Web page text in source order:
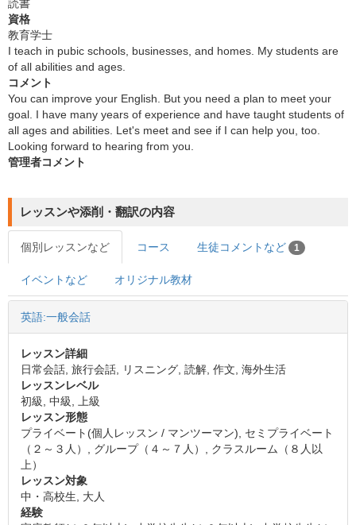
読書
資格
教育学士
I teach in pubic schools, businesses, and homes. My students are
of all abilities and ages.
コメント
You can improve your English. But you need a plan to meet your
goal. I have many years of experience and have taught students of
all ages and abilities. Let's meet and see if I can help you, too.
Looking forward to hearing from you.
管理者コメント
レッスンや添削・翻訳の内容
個別レッスンなど コース 生徒コメントなど 1
イベントなど オリジナル教材
英語:一般会話
レッスン詳細
日常会話, 旅行会話, リスニング, 読解, 作文, 海外生活
レッスンレベル
初級, 中級, 上級
レッスン形態
プライベート(個人レッスン / マンツーマン), セミプライベート
（２～３人）, グループ（４～７人）, クラスルーム（８人以
上）
レッスン対象
中・高校生, 大人
経験